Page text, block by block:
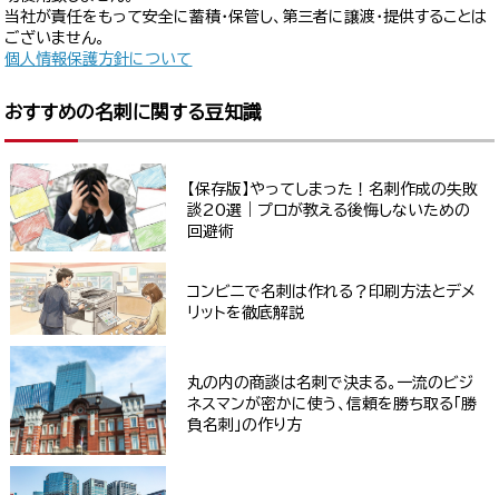
当社が責任をもって安全に蓄積・保管し、第三者に譲渡・提供することは
ございません。
個人情報保護方針について
おすすめの名刺に関する豆知識
【保存版】やってしまった！名刺作成の失敗
談20選｜プロが教える後悔しないための
回避術
コンビニで名刺は作れる？印刷方法とデメ
リットを徹底解説
丸の内の商談は名刺で決まる。一流のビジ
ネスマンが密かに使う、信頼を勝ち取る「勝
負名刺」の作り方